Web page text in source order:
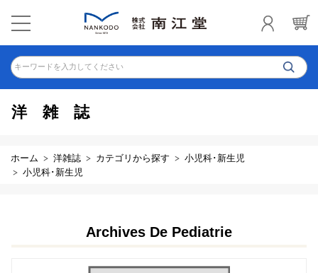
キーワードを入力してください
洋雑誌
ホーム 洋雑誌 カテゴリから探す
小児科･新生児
小児科･新生児
Archives De Pediatrie